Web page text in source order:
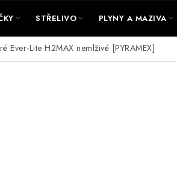
STŘELIVO PLYNY A MAZIVA
Ever-Lite H2MAX nemlživé [PYRAMEX]